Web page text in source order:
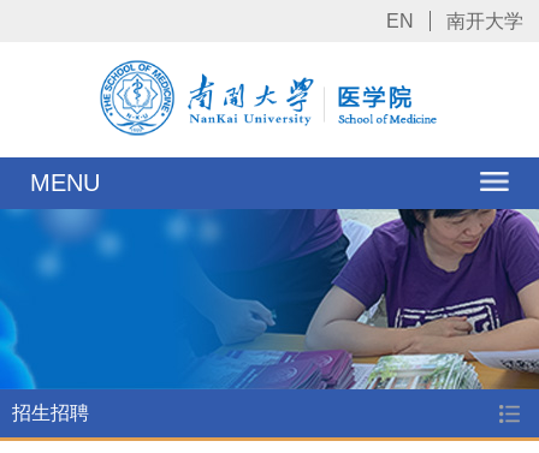
EN 南开大学
MENU
招生招聘